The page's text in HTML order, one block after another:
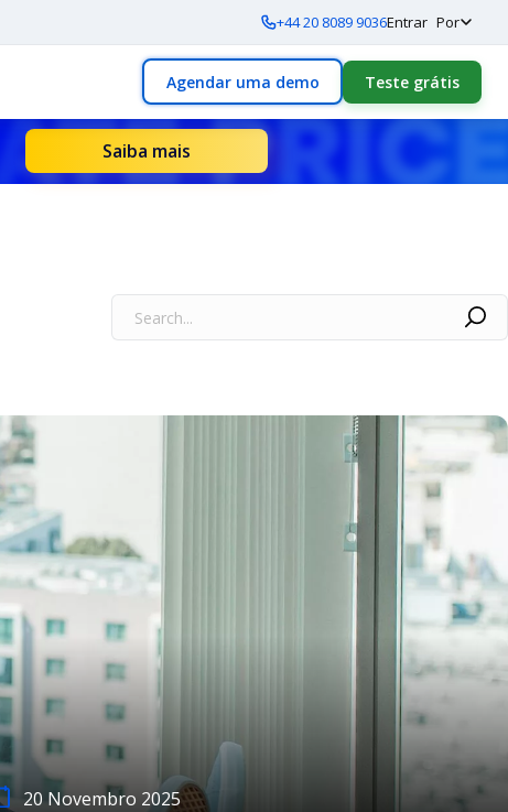
+44 20 8089 9036Entrar Por
Agendar uma demo Teste grátis
Saiba mais
20 Novembro 2025